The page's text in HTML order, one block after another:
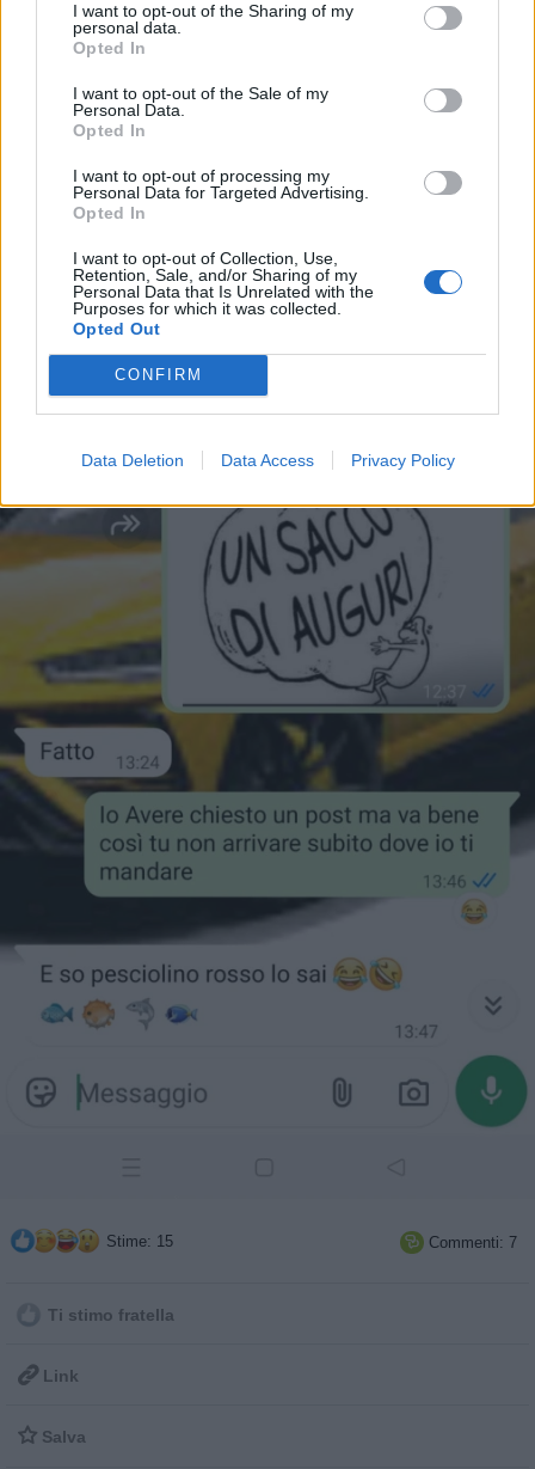
I want to opt-out of the Sharing of my
personal data.
Opted In
I want to opt-out of the Sale of my
Personal Data.
Opted In
I want to opt-out of processing my
Personal Data for Targeted Advertising.
Opted In
I want to opt-out of Collection, Use,
Retention, Sale, and/or Sharing of my
Personal Data that Is Unrelated with the
Purposes for which it was collected.
Opted Out
CONFIRM
Data Deletion Data Access Privacy Policy
·Ti stimo·Rispondi
5calzinipuzzolenti
13 Luglio - 5.617 visualizzazioni
Quando non capisco al volo quello
che mi chiede El Bronsequerte... SilvytheBest dovevo farti un post
tutto per te 😂🤣
Stime: 15  Commenti: 7
Ti stimo fratella
 Link
 Salva